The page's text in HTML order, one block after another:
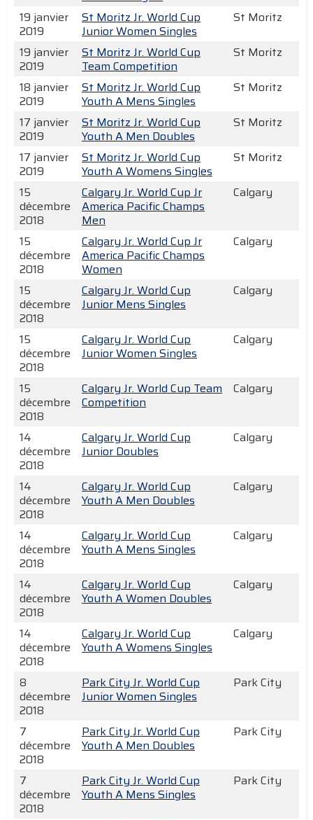
19 janvier
2019
St Moritz Jr. World Cup
Junior Women Singles
St Moritz
19 janvier
2019
St Moritz Jr. World Cup
Team Competition
St Moritz
18 janvier
2019
St Moritz Jr. World Cup
Youth A Mens Singles
St Moritz
17 janvier
2019
St Moritz Jr. World Cup
Youth A Men Doubles
St Moritz
17 janvier
2019
St Moritz Jr. World Cup
Youth A Womens Singles
St Moritz
15
décembre
2018
Calgary Jr. World Cup Jr
America Pacific Champs
Men
Calgary
15
décembre
2018
Calgary Jr. World Cup Jr
America Pacific Champs
Women
Calgary
15
décembre
2018
Calgary Jr. World Cup
Junior Mens Singles
Calgary
15
décembre
2018
Calgary Jr. World Cup
Junior Women Singles
Calgary
15
décembre
2018
Calgary Jr. World Cup Team
Competition
Calgary
14
décembre
2018
Calgary Jr. World Cup
Junior Doubles
Calgary
14
décembre
2018
Calgary Jr. World Cup
Youth A Men Doubles
Calgary
14
décembre
2018
Calgary Jr. World Cup
Youth A Mens Singles
Calgary
14
décembre
2018
Calgary Jr. World Cup
Youth A Women Doubles
Calgary
14
décembre
2018
Calgary Jr. World Cup
Youth A Womens Singles
Calgary
8
décembre
2018
Park City Jr. World Cup
Junior Women Singles
Park City
7
décembre
2018
Park City Jr. World Cup
Youth A Men Doubles
Park City
7
décembre
2018
Park City Jr. World Cup
Youth A Mens Singles
Park City